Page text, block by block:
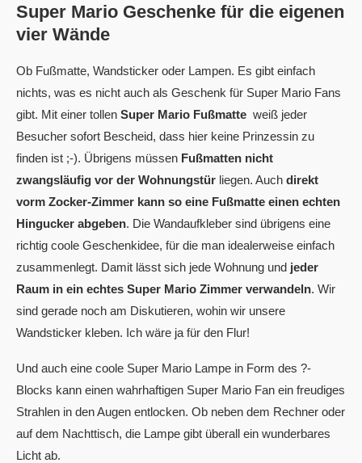
Super Mario Geschenke für die eigenen
vier Wände
Ob Fußmatte, Wandsticker oder Lampen. Es gibt einfach
nichts, was es nicht auch als Geschenk für Super Mario Fans
gibt. Mit einer tollen Super Mario Fußmatte weiß jeder
Besucher sofort Bescheid, dass hier keine Prinzessin zu
finden ist ;-). Übrigens müssen Fußmatten nicht
zwangsläufig vor der Wohnungstür liegen. Auch direkt
vorm Zocker-Zimmer kann so eine Fußmatte einen echten
Hingucker abgeben. Die Wandaufkleber sind übrigens eine
richtig coole Geschenkidee, für die man idealerweise einfach
zusammenlegt. Damit lässt sich jede Wohnung und jeder
Raum in ein echtes Super Mario Zimmer verwandeln. Wir
sind gerade noch am Diskutieren, wohin wir unsere
Wandsticker kleben. Ich wäre ja für den Flur!
Und auch eine coole Super Mario Lampe in Form des ?-
Blocks kann einen wahrhaftigen Super Mario Fan ein freudiges
Strahlen in den Augen entlocken. Ob neben dem Rechner oder
auf dem Nachttisch, die Lampe gibt überall ein wunderbares
Licht ab.